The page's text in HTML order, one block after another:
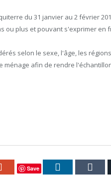
du 31 janvier au 2 février
ou plus et pouvant s'exprimer en
selon le sexe, l'âge, les
ménage afin de rendre
Google+
Save LinkedIn